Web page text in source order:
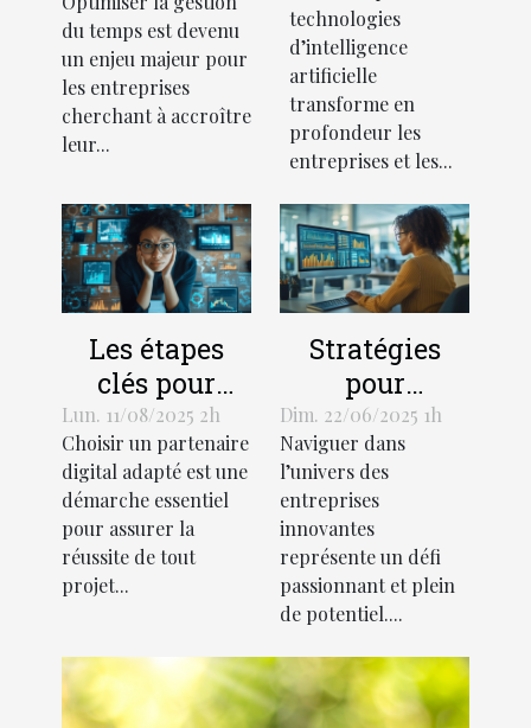
une assistance
administrative
externalisée
du temps est devenu
un enjeu majeur pour
les entreprises
cherchant à accroître
leur...
des services
d'IA ?
technologies
d’intelligence
artificielle
transforme en
profondeur les
entreprises et les...
Les étapes
clés pour
choisir
efficacement
son
partenaire
digital
Lun. 11/08/2025 2h
Choisir un partenaire
digital adapté est une
démarche essentiel
pour assurer la
réussite de tout
projet...
Stratégies
pour
optimiser le
succès d'une
entreprise
innovante
Dim. 22/06/2025 1h
Naviguer dans
l’univers des
entreprises
innovantes
représente un défi
passionnant et plein
de potentiel....